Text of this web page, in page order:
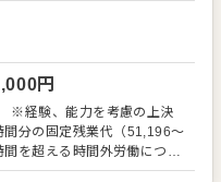
や在庫管理などキッチンの
輩スタッフやアルバイトス
衛生管理 ・料理長の補助
の幅を広げていきましょ
ますので、経験に関わらず
す。 ゆくゆくはステップア
円
※経験、能力を考慮の上決
分の固定残業代（51,196～
を超える時間外労働につい
用期間2ヶ月、試用期間中